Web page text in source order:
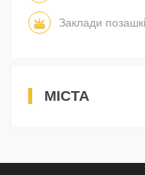
Заклади
МІСТА